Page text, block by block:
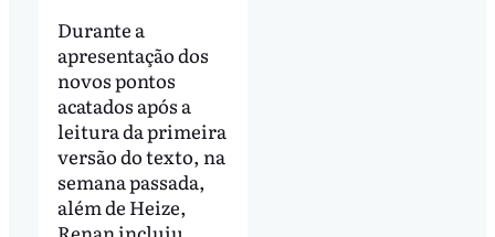
Durante a
apresentação dos
novos pontos
acatados após a
leitura da primeira
versão do texto, na
semana passada,
além de Heize,